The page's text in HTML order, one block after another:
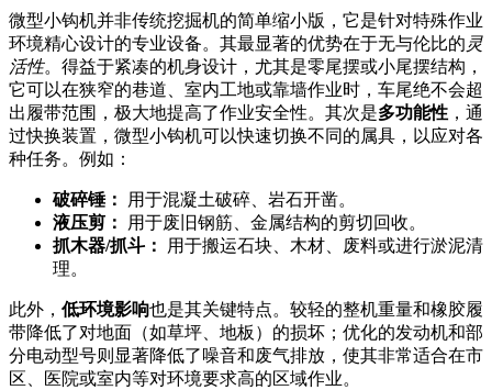
微型小钩机并非传统挖掘机的简单缩小版，它是针对特殊作业
环境精心设计的专业设备。其最显著的优势在于无与伦比的灵
活性。得益于紧凑的机身设计，尤其是零尾摆或小尾摆结构，
它可以在狭窄的巷道、室内工地或靠墙作业时，车尾绝不会超
出履带范围，极大地提高了作业安全性。其次是多功能性 ，通
过快换装置，微型小钩机可以快速切换不同的属具，以应对各
种任务。例如：
破碎锤：
用于混凝土破碎、岩石开凿。
液压剪：
用于废旧钢筋、金属结构的剪切回收。
抓木器/抓斗：
用于搬运石块、木材、废料或进行淤泥清
理。
此外， 低环境影响也是其关键特点。较轻的整机重量和橡胶履
带降低了对地面（如草坪、地板）的损坏；优化的发动机和部
分电动型号则显著降低了噪音和废气排放，使其非常适合在市
区、医院或室内等对环境要求高的区域作业。